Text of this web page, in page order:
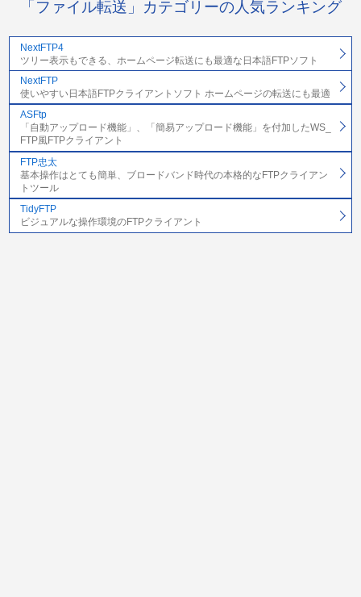
「ファイル転送」カテゴリーの人気ランキング
NextFTP4
ツリー表示もできる、ホームページ転送にも最適な日本語FTPソフト
NextFTP
使いやすい日本語FTPクライアントソフト ホームページの転送にも最適
ASFtp
「自動アップロード機能」、「簡易アップロード機能」を付加したWS_
FTP風FTPクライアント
FTP忠太
基本操作はとても簡単、ブロードバンド時代の本格的なFTPクライアン
トツール
TidyFTP
ビジュアルな操作環境のFTPクライアント